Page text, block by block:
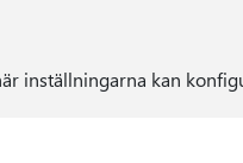
inställningarna kan